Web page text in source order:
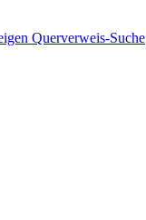
Querverweis-Suche